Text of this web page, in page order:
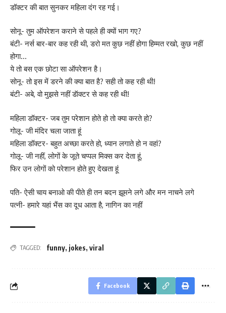
डॉक्टर की बात सुनकर महिला दंग रह गई।
सोनू- तुम ऑपरेशन कराने से पहले ही क्यों भाग गए?
बंटी- नर्स बार-बार कह रही थी, डरो मत कुछ नहीं होगा हिम्मत रखो, कुछ नहीं
होगा…
ये तो बस एक छोटा सा ऑपरेशन है।
सोनू- तो इस में डरने की क्या बात है? सही तो कह रही थी!
बंटी- अबे, वो मुझसे नहीं डॅाक्टर से कह रही थी!
महिला डॉक्टर- जब तुम परेशान होते हो तो क्या करते हो?
गोलू- जी मंदिर चला जाता हूं
महिला डॉक्टर- बहुत अच्छा करते हो, ध्यान लगाते हो न वहां?
गोलू- जी नहीं, लोगों के जूते चप्पल मिक्स कर देता हूं,
फिर उन लोगों को परेशान होते हुए देखता हूं
पति- ऐसी चाय बनाओ की पीते ही तन बदन झूमने लगे और मन नाचने लगे
पत्नी- हमारे यहां भैंस का दूध आता है, नागिन का नहीं
TAGGED: funny, jokes, viral
Facebook